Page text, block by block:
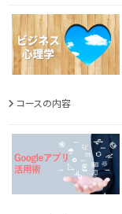
コースの内容